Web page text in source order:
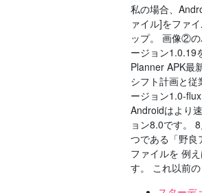
私の場合、
ァイル]をファ
ップ。 画像②の
ージョン1.0.19
Planner APK最
シフト計画と
ージョン1.0-
Androidはより
ョン8.0です。
つである「野良
ファイルを 例
す。 これ以前の